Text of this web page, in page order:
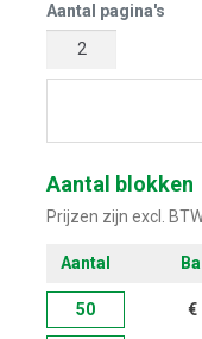
Aantal pagina's
Aantal blokken
Prijzen zijn excl.
Aantal
50 €